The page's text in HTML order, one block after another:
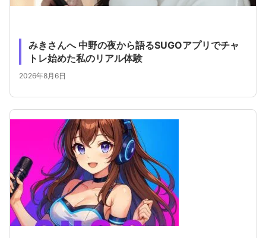
みきさんへ 中野の夜から語るSUGOアプリでチャ
トレ始めた私のリアル体験
2026年8月6日